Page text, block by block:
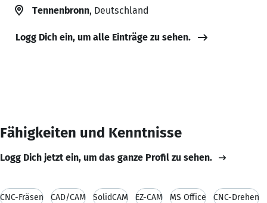
Tennenbronn, Deutschland
Logg Dich ein, um alle Einträge zu sehen.
Fähigkeiten und Kenntnisse
Logg Dich jetzt ein, um das ganze Profil zu sehen.
CNC-Fräsen CAD/CAM SolidCAM EZ-CAM MS Office CNC-Drehen